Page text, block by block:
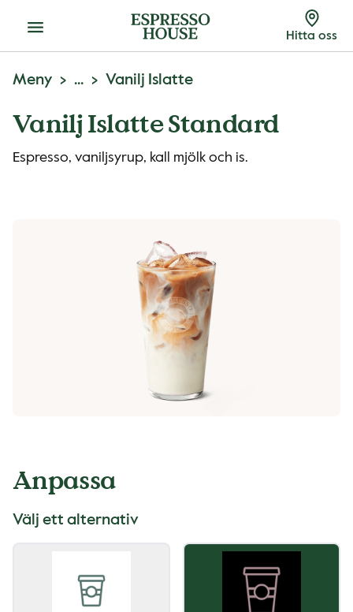
Meny Hitta oss
Meny ... Vanilj Islatte
Vanilj Islatte Standard
Espresso, vaniljsyrup, kall mjölk och is.
Anpassa
Välj ett alternativ